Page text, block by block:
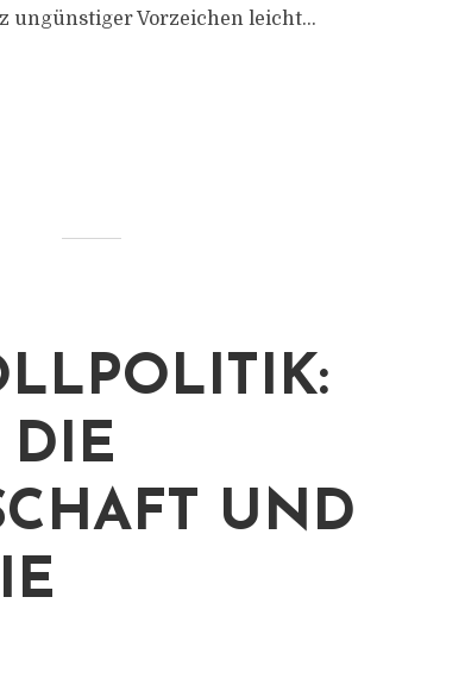
ungünstiger Vorzeichen leicht...
DIE
UND